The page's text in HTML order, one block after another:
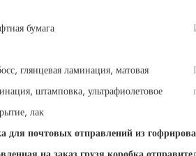
бумага
глянцевая ламинация, матовая
штамповка, ультрафиолетовое
лак
для почтовых отправлений из